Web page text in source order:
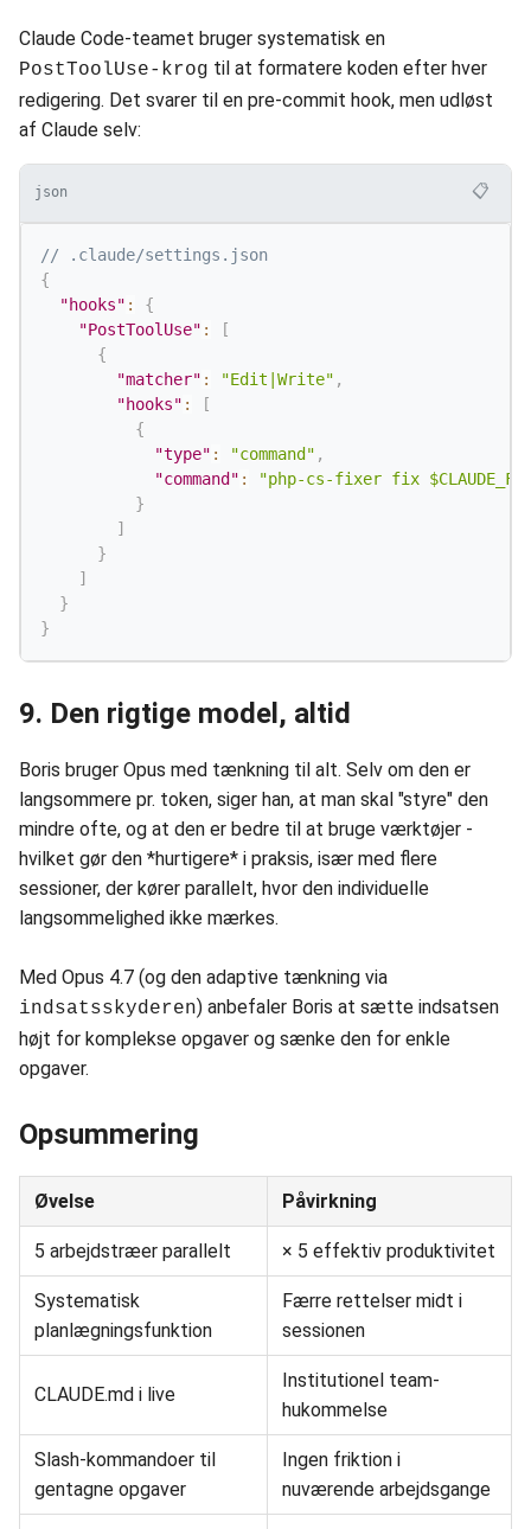
Claude Code-teamet bruger systematisk en
PostToolUse-krog til at formatere koden efter hver
redigering. Det svarer til en pre-commit hook, men udløst
af Claude selv:
json 📋
// .claude/settings.json
{
"hooks" :
{
"PostToolUse" :
[
{
"matcher" : "Edit|Write" ,
"hooks" :
[
{
"type" : "command" ,
"command" :
"php-cs-fixer fix
}
]
}
]
}
}
9. Den rigtige model, altid
Boris bruger Opus med tænkning til alt. Selv om den er
langsommere pr. token, siger han, at man skal "styre" den
mindre ofte, og at den er bedre til at bruge værktøjer -
hvilket gør den *hurtigere* i praksis, især med flere
sessioner, der kører parallelt, hvor den individuelle
langsommelighed ikke mærkes.
Med Opus 4.7 (og den adaptive tænkning via
indsatsskyderen) anbefaler Boris at sætte indsatsen
højt for komplekse opgaver og sænke den for enkle
opgaver.
Opsummering
Øvelse Påvirkning
5 arbejdstræer parallelt × 5 effektiv produktivitet
Systematisk
planlægningsfunktion
Færre rettelser midt i
sessionen
CLAUDE.md i live
Institutionel team-
hukommelse
Slash-kommandoer til
gentagne opgaver
Ingen friktion i
nuværende arbejdsgange